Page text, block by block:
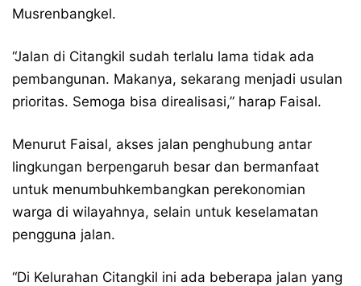
Musrenbangkel.
“Jalan di Citangkil sudah terlalu lama tidak ada
pembangunan. Makanya, sekarang menjadi usulan
prioritas. Semoga bisa direalisasi,” harap Faisal.
Menurut Faisal, akses jalan penghubung antar
lingkungan berpengaruh besar dan bermanfaat
untuk menumbuhkembangkan perekonomian
warga di wilayahnya, selain untuk keselamatan
pengguna jalan.
“Di Kelurahan Citangkil ini ada beberapa jalan yang